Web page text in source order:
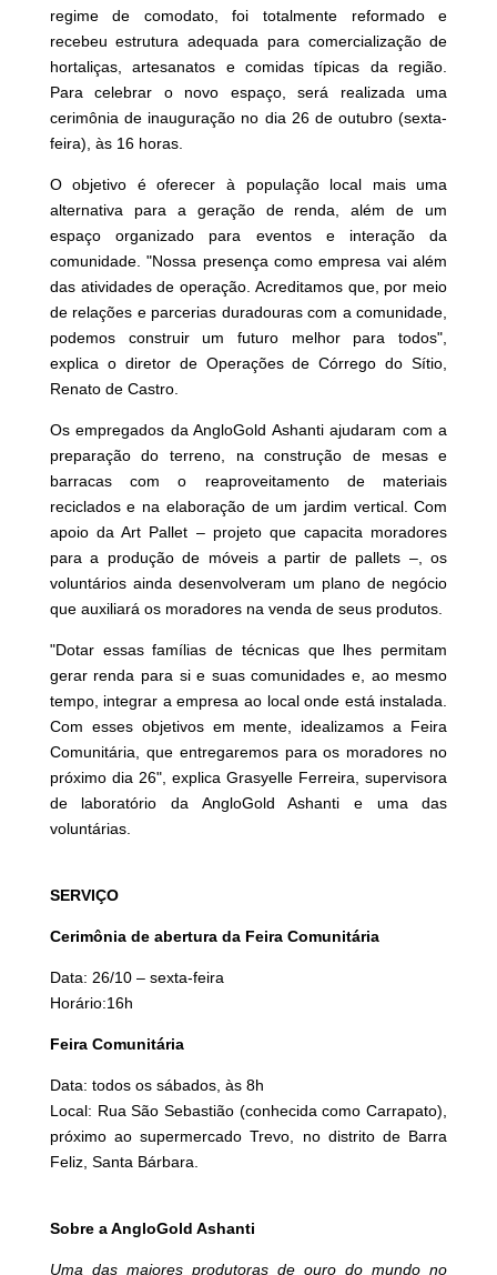
regime de comodato, foi totalmente reformado e
recebeu estrutura adequada para comercialização de
hortaliças, artesanatos e comidas típicas da região.
Para celebrar o novo espaço, será realizada uma
cerimônia de inauguração no dia 26 de outubro (sexta-
feira), às 16 horas.
O objetivo é oferecer à população local mais uma
alternativa para a geração de renda, além de um
espaço organizado para eventos e interação da
comunidade. "Nossa presença como empresa vai além
das atividades de operação. Acreditamos que, por meio
de relações e parcerias duradouras com a comunidade,
podemos construir um futuro melhor para todos",
explica o diretor de Operações de Córrego do Sítio,
Renato de Castro.
Os empregados da AngloGold Ashanti ajudaram com a
preparação do terreno, na construção de mesas e
barracas com o reaproveitamento de materiais
reciclados e na elaboração de um jardim vertical. Com
apoio da Art Pallet – projeto que capacita moradores
para a produção de móveis a partir de pallets –, os
voluntários ainda desenvolveram um plano de negócio
que auxiliará os moradores na venda de seus produtos.
"Dotar essas famílias de técnicas que lhes permitam
gerar renda para si e suas comunidades e, ao mesmo
tempo, integrar a empresa ao local onde está instalada.
Com esses objetivos em mente, idealizamos a Feira
Comunitária, que entregaremos para os moradores no
próximo dia 26", explica Grasyelle Ferreira, supervisora
de laboratório da AngloGold Ashanti e uma das
voluntárias.
SERVIÇO
Cerimônia de abertura da Feira Comunitária
Data: 26/10 – sexta-feira
Horário:16h
Feira Comunitária
Data: todos os sábados, às 8h
Local: Rua São Sebastião (conhecida como Carrapato),
próximo ao supermercado Trevo, no distrito de Barra
Feliz, Santa Bárbara.
Sobre a AngloGold Ashanti
Uma das maiores produtoras de ouro do mundo no